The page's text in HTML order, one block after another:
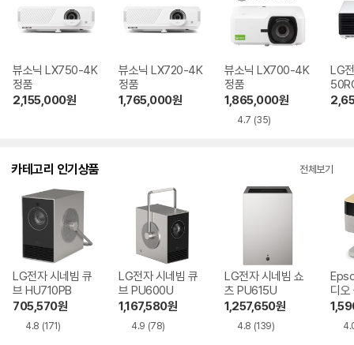
뷰소닉 LX750-4K
정품
2,155,000원
뷰소닉 LX720-4K
정품
1,765,000원
뷰소닉 LX700-4K
정품
1,865,000원
4.7 (35)
LG
카테고리 인기상품 전체보기
LG전자 시네빔 큐
브 HU710PB
705,570원
4.8 (171)
LG전자 시네빔 큐
브 PU600U
1,167,580원
4.9 (78)
LG전자 시네빔 쇼
츠 PU615U
1,257,650원
4.8 (139)
디오
EF-